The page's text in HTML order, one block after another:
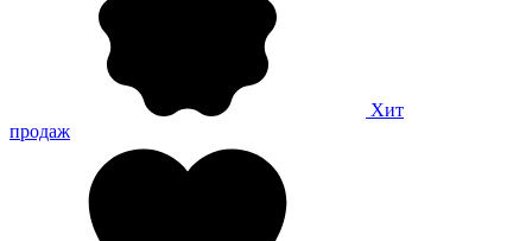
Хит
продаж